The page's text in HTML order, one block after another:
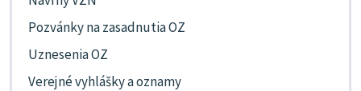
Pozvánky na zasadnutia OZ
Uznesenia OZ
Verejné vyhlášky a oznamy